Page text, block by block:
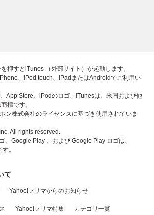
押すとiTunes （外部サイト）が起動します。
、iPod touch、iPadまたはAndroidでご利用い
App Store、iPodのロゴ、iTunesは、米国および他
標です。
ン株式会社のライセンスに基づき使用されていま
All rights reserved.
、Google Play 、および Google Play ロゴは、
。
て
Yahoo!フリマからのお知らせ
Yahoo!フリマ特集 カテゴリ一覧